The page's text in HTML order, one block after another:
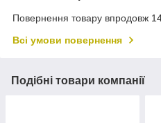
Повернення товару впродовж
Всі умови повернення
Подібні товари компанії